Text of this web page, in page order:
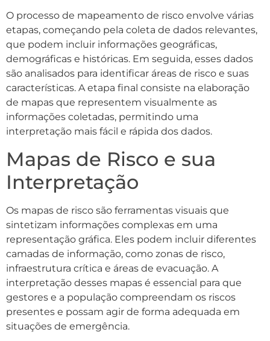
O processo de mapeamento de risco envolve várias
etapas, começando pela coleta de dados relevantes,
que podem incluir informações geográficas,
demográficas e históricas. Em seguida, esses dados
são analisados para identificar áreas de risco e suas
características. A etapa final consiste na elaboração
de mapas que representem visualmente as
informações coletadas, permitindo uma
interpretação mais fácil e rápida dos dados.
Mapas de Risco e sua
Interpretação
Os mapas de risco são ferramentas visuais que
sintetizam informações complexas em uma
representação gráfica. Eles podem incluir diferentes
camadas de informação, como zonas de risco,
infraestrutura crítica e áreas de evacuação. A
interpretação desses mapas é essencial para que
gestores e a população compreendam os riscos
presentes e possam agir de forma adequada em
situações de emergência.